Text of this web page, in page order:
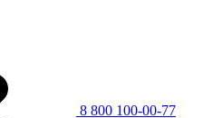
8 800 100-00-77